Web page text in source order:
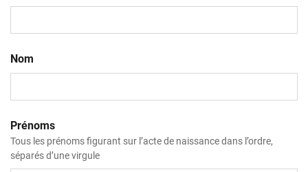
Nom
Prénoms
Tous les prénoms figurant sur l’acte de naissance dans l’ordre,
séparés d’une virgule